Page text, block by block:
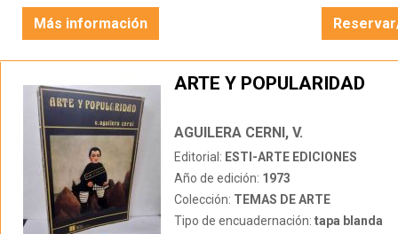
Más información
ARTE Y POPULARIDAD
AGUILERA CERNI, V.
Editorial: ESTI-ARTE EDICIONES
Año de edición: 1973
Colección: TEMAS DE ARTE
Tipo de encuadernación: tapa blanda